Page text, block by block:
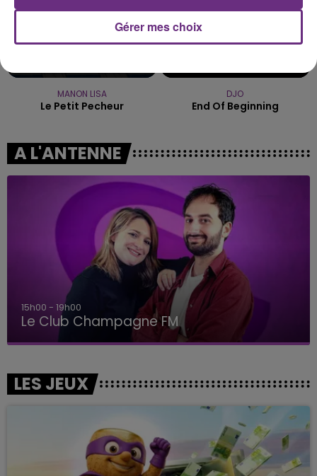
MANON LISA
Le Petit Pecheur
DJO
End Of Beginning
A L'ANTENNE
15h00 - 19h00
Le Club Champagne FM
LES JEUX
Gérer mes choix